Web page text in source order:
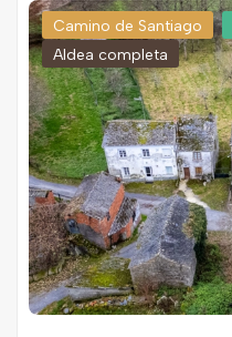
Camino de Santiago
Aldea completa